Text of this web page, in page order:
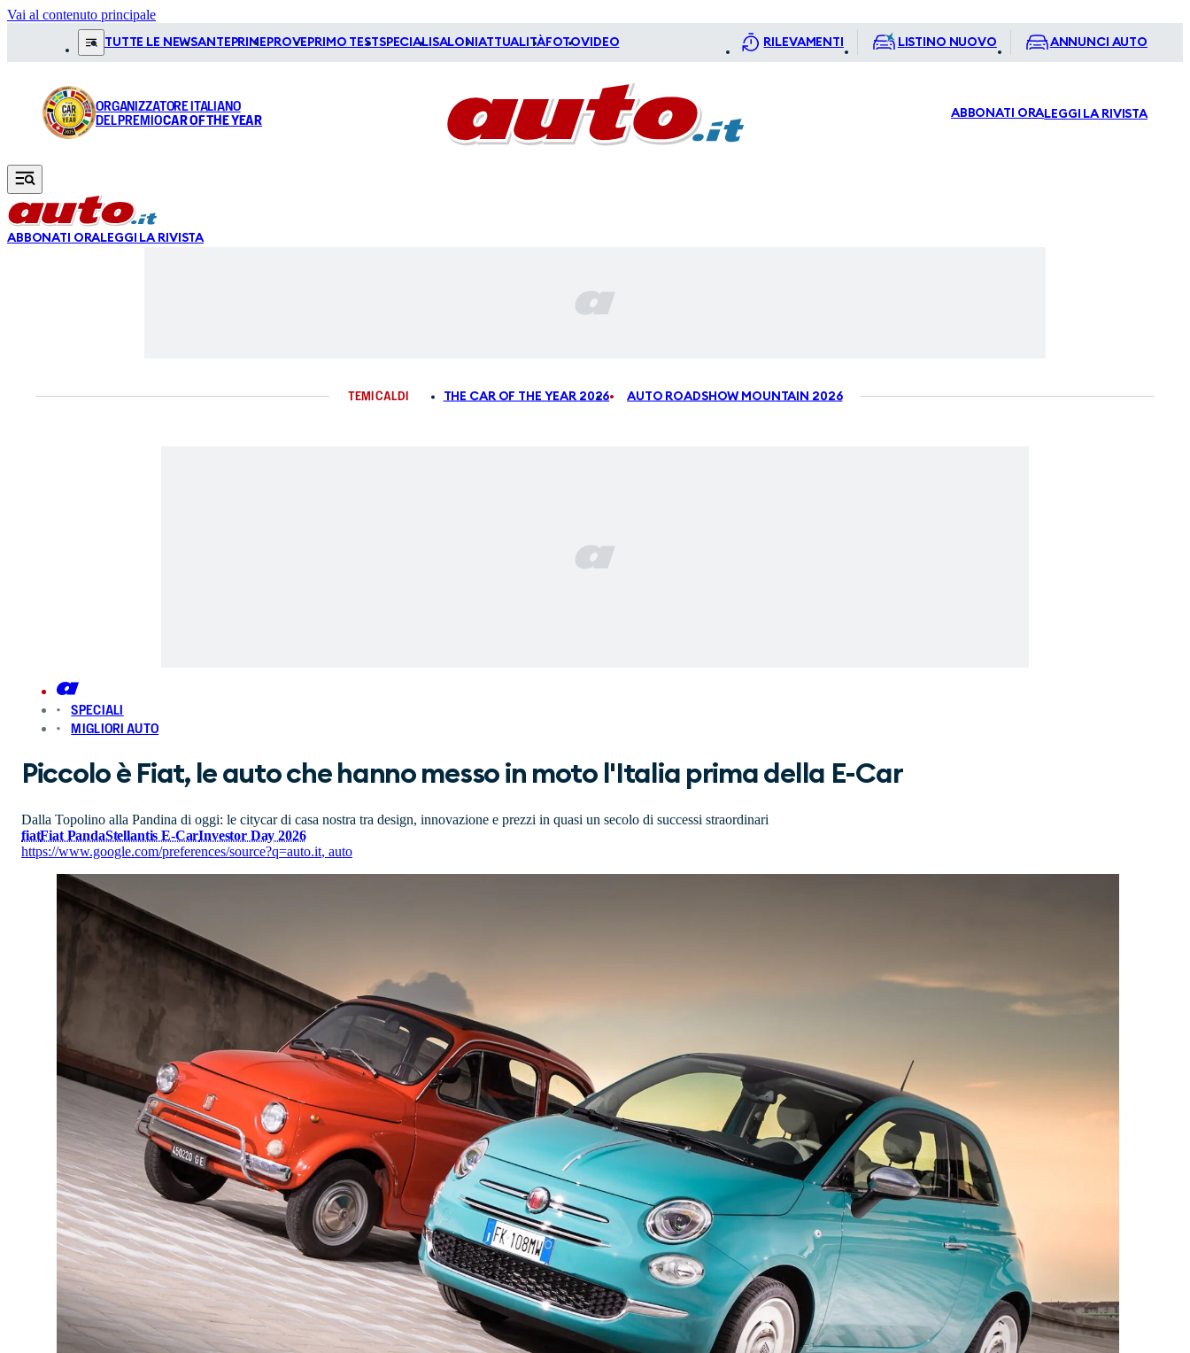
Vai al contenuto principale
TUTTE LE NEWSANTEPRIME PROVE PRIMO TESTSPECIALI SALONI ATTUALITÀFOTOVIDEO RILEVAMENTI LISTINO NUOVO ANNUNCI AUTO
ORGANIZZATORE ITALIANO
DEL PREMIOCAR OF THE YEAR ABBONATI ORALEGGI LA RIVISTA
ABBONATI ORALEGGI LA RIVISTA
TEMI CALDI THE CAR OF THE YEAR 2026 AUTO ROADSHOW MOUNTAIN 2026
SPECIALI
MIGLIORI AUTO
Piccolo è Fiat, le auto che hanno messo in moto l'Italia prima della E-Car
Dalla Topolino alla Pandina di oggi: le citycar di casa nostra tra design, innovazione e prezzi in quasi un secolo di successi straordinari
fiatFiat PandaStellantis E-CarInvestor Day 2026
https://www.google.com/preferences/source?q=auto.it, auto